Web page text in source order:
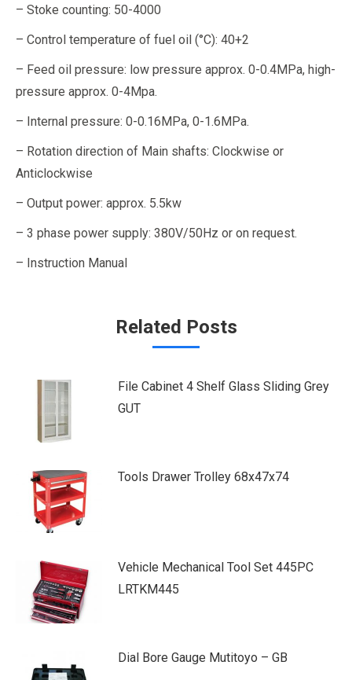
– Stoke counting: 50-4000
– Control temperature of fuel oil (°C): 40+2
– Feed oil pressure: low pressure approx. 0-0.4MPa, high-
pressure approx. 0-4Mpa.
– Internal pressure: 0-0.16MPa, 0-1.6MPa.
– Rotation direction of Main shafts: Clockwise or
Anticlockwise
– Output power: approx. 5.5kw
– 3 phase power supply: 380V/50Hz or on request.
– Instruction Manual
Related Posts
File Cabinet 4 Shelf Glass Sliding Grey
GUT
Tools Drawer Trolley 68x47x74
Vehicle Mechanical Tool Set 445PC
LRTKM445
Dial Bore Gauge Mutitoyo – GB